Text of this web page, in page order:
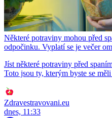
Některé potraviny mohou před
odpočinku. Vyplatí se je večer
Jíst některé potraviny před
Toto jsou ty, kterým byste se
Zdravestravovani.eu
dnes, 11:33